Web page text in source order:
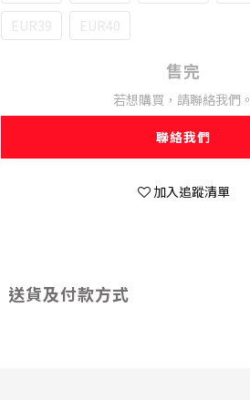
EUR39
EUR40
售完
若想購買，請聯絡我們。
聯絡我們
加入追蹤清單
送貨及付款方式